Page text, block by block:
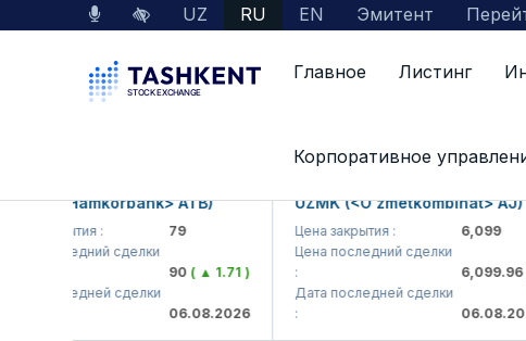
UZ RU EN Эмитент
Главное Листинг
Корпоративное
Информация о компании
(<Hamkorbank> ATB)
закрытия :
последний сделки
( ▲ 1.71 )
последней сделки
06.08.2026
UZMK (<O'zmetkombinat> AJ)
Цена закрытия :
6,099
Цена последний сделки
6,099.96(
Дата последней сделки
06.08.2026